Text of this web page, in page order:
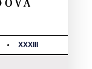
XXXIII